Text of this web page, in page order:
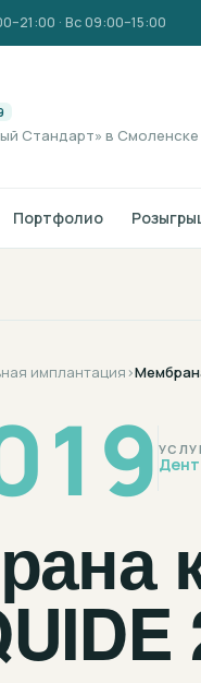
· Вс 09:00–15:00
Стандарт» в Смоленске
Портфолио
имплантация›